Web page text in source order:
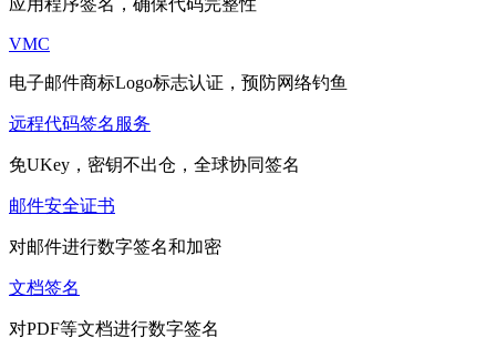
VMC
电子邮件商标Logo标志认证，预防网络钓鱼
远程代码签名服务
免UKey，密钥不出仓，全球协同签名
邮件安全证书
对邮件进行数字签名和加密
文档签名
对PDF等文档进行数字签名